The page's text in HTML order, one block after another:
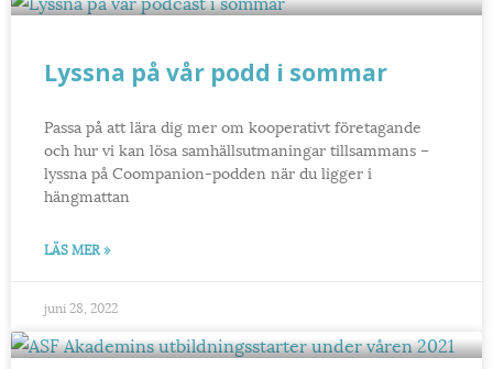
Lyssna på vår podd i sommar
Passa på att lära dig mer om kooperativt företagande
och hur vi kan lösa samhällsutmaningar tillsammans –
lyssna på Coompanion-podden när du ligger i
hängmattan
LÄS MER »
juni 28, 2022